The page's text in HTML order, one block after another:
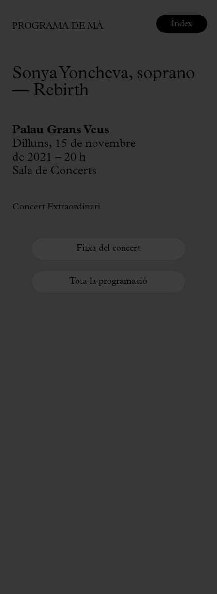
PROGRAMA DE MÀ
Sonya Yoncheva, soprano
— Rebirth
Palau Grans Veus
Dilluns, 15 de novembre
de 2021 – 20 h
Sala de Concerts
Concert Extraordinari
Fitxa del concert
Tota la programació
Índex